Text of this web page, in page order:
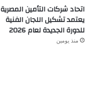
اتحاد شركات التأمين المصرية
يعتمد تشكيل اللجان الفنية
للدورة الجديدة لعام 2026
منذ يومين